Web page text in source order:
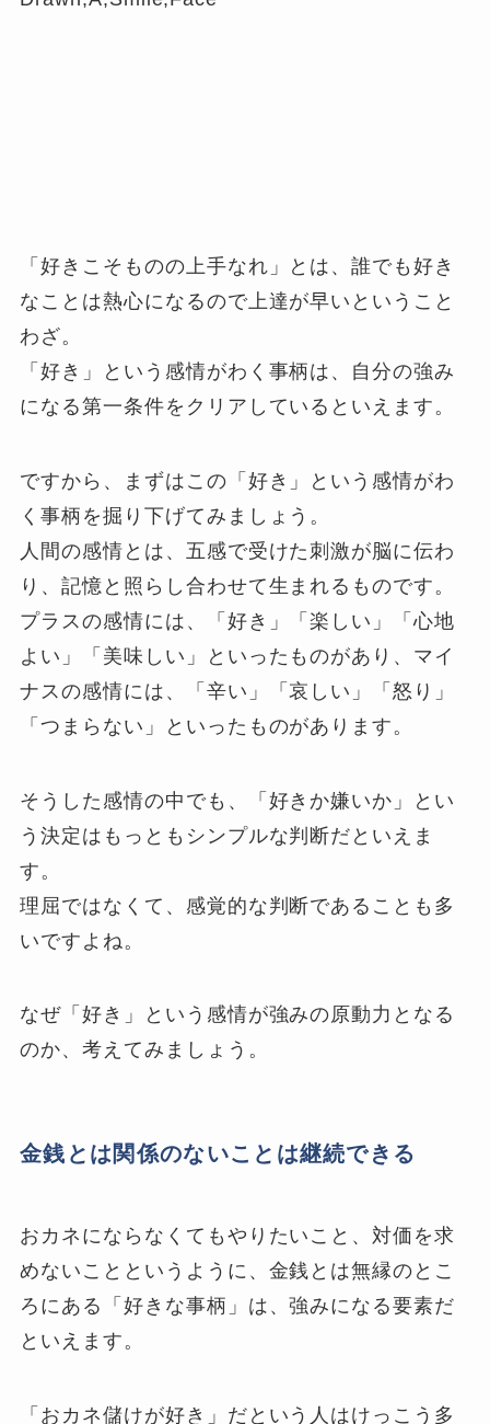
「好きこそものの上手なれ」とは、誰でも好き
なことは熱心になるので上達が早いということ
わざ。
「好き」という感情がわく事柄は、自分の強み
になる第一条件をクリアしているといえます。
ですから、まずはこの「好き」という感情がわ
く事柄を掘り下げてみましょう。
人間の感情とは、五感で受けた刺激が脳に伝わ
り、記憶と照らし合わせて生まれるものです。
プラスの感情には、「好き」「楽しい」「心地
よい」「美味しい」といったものがあり、マイ
ナスの感情には、「辛い」「哀しい」「怒り」
「つまらない」といったものがあります。
そうした感情の中でも、「好きか嫌いか」とい
う決定はもっともシンプルな判断だといえま
す。
理屈ではなくて、感覚的な判断であることも多
いですよね。
なぜ「好き」という感情が強みの原動力となる
のか、考えてみましょう。
金銭とは関係のないことは継続できる
おカネにならなくてもやりたいこと、対価を求
めないことというように、金銭とは無縁のとこ
ろにある「好きな事柄」は、強みになる要素だ
といえます。
「おカネ儲けが好き」だという人はけっこう多